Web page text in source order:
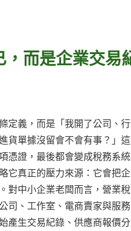
而是企業交易
定義，而是「我開了公司、
貨單據沒留會不會有事？」
憑證，最後都會變成稅務系
它真正的壓力來源：它會把
對中小企業老闆而言，營業
司、工作室、電商賣家與服
產生交易紀錄、供應商報價